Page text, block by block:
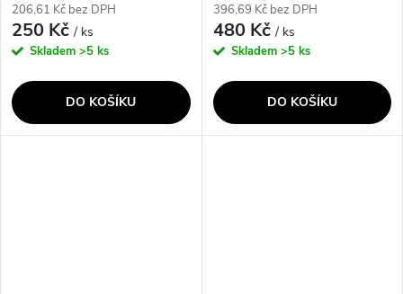
206,61 Kč bez DPH
250 Kč/ ks
Skladem >5 ks
DO KOŠÍKU
396,69 Kč bez DPH
480 Kč/ ks
Skladem >5 ks
DO KOŠÍKU